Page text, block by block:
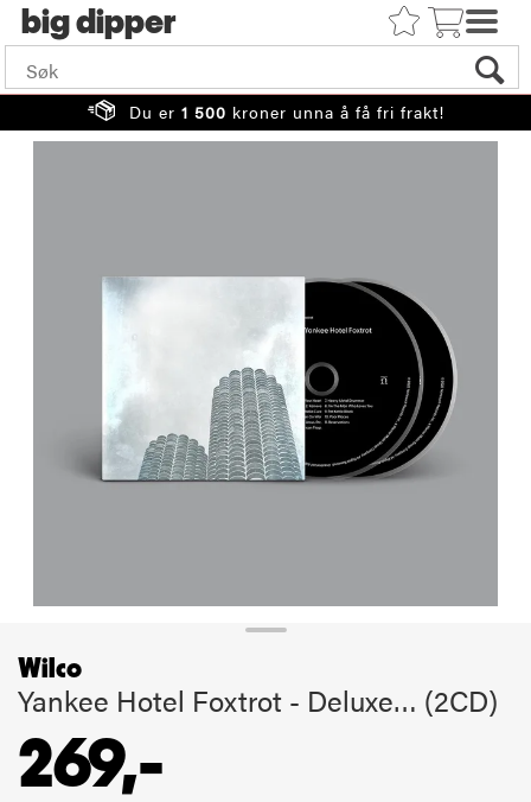
big
Du er 1 500 kroner unna å få fri frakt!
Wilco
Yankee Hotel Foxtrot - Deluxe… (2CD)
269,-